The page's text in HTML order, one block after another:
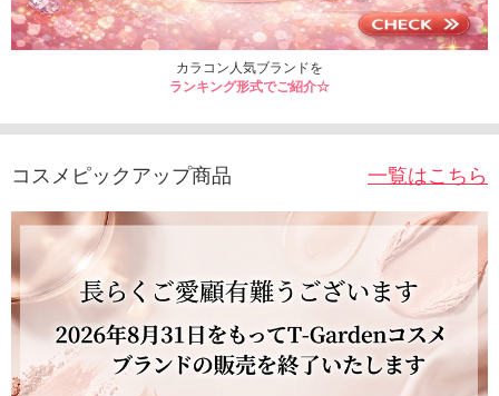
カラコン人気ブランドを
ランキング形式でご紹介☆
コスメピックアップ商品 一覧はこちら